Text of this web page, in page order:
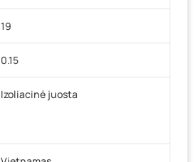
19
0.15
Izoliacinė juosta